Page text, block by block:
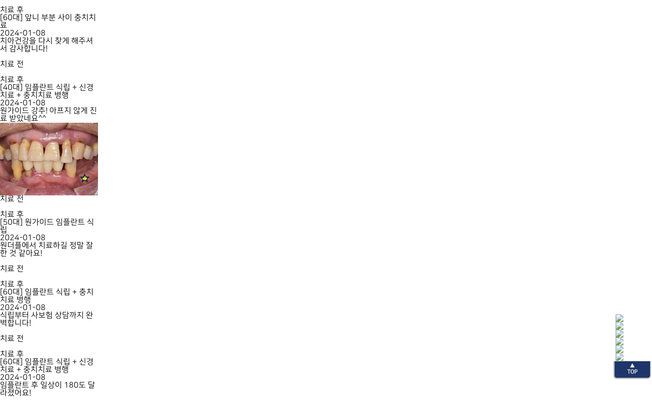
치료 후
[60대] 앞니 부분 사이 충치치
료
2024-01-08
치아건강을 다시 찾게 해주셔
서 감사합니다!
치료 전
치료 후
[40대] 임플란트 식립 + 신경
치료 + 충치치료 병행
2024-01-08
원가이드 강추! 아프지 않게 진
료 받았네요^^
치료 전
치료 후
[50대] 원가이드 임플란트 식
립
2024-01-08
원더플에서 치료하길 정말 잘
한 것 같아요!
치료 전
치료 후
[60대] 임플란트 식립 + 충치
치료 병행
2024-01-08
식립부터 사보험 상담까지 완
벽합니다!
치료 전
치료 후
[60대] 임플란트 식립 + 신경
치료 + 충치치료 병행
2024-01-08
임플란트 후 일상이 180도 달
라졌어요!